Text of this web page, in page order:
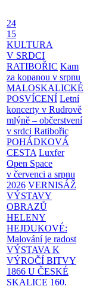
24
15
KULTURA
V SRDCI
RATIBOŘIC Kam
za kopanou v srpnu
MALOSKALICKÉ
POSVÍCENÍ Letní
koncerty v Rudrově
mlýně – občerstvení
v srdci Ratibořic
POHÁDKOVÁ
CESTA Luxfer
Open Space
v červenci a srpnu
2026 VERNISÁŽ
VÝSTAVY
OBRAZŮ
HELENY
HEJDUKOVÉ:
Malování je radost
VÝSTAVA K
VÝROČÍ BITVY
1866 U ČESKÉ
SKALICE 160.